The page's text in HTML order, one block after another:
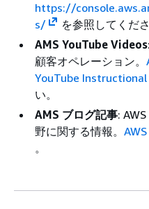
https://
s/
を参照してくださ
AMS YouTube Videos
顧客オペレーション。
YouTube Instructional
い。
AMS ブログ記事:
野に関する情報。
。